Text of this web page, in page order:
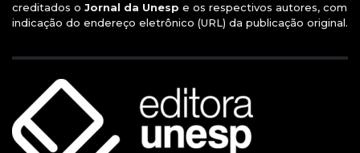
creditados o Jornal da Unesp e os respectivos autores, com
indicação do endereço eletrônico (URL) da publicação original.